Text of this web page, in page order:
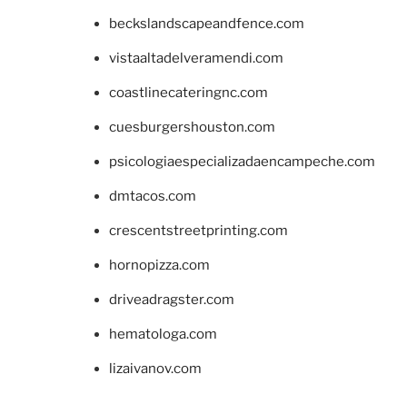
beckslandscapeandfence.com
vistaaltadelveramendi.com
coastlinecateringnc.com
cuesburgershouston.com
psicologiaespecializadaencampeche.com
dmtacos.com
crescentstreetprinting.com
hornopizza.com
driveadragster.com
hematologa.com
lizaivanov.com